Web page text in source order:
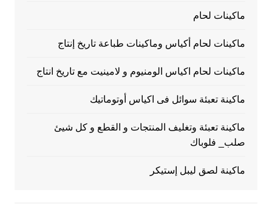
ماكينات لحام
ماكينات لحام أكياس وماكينات طباعة تاريخ إنتاج
ماكينات لحام اكياس الومنيوم و لامينيت مع تاريخ انتاج
ماكينة تعبئة سوائل فى اكياس أوتوماتيك
ماكينة تعبئة وتغليف المنتجات و القطع و كل شيئ
صلب_ فلوباك
ماكينة لصق ليبل إستيكر